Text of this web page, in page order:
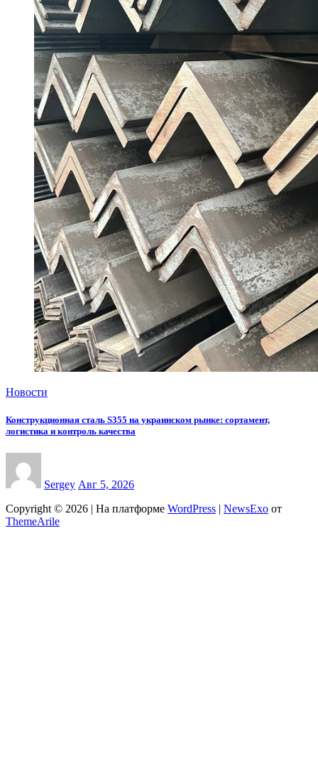
Новости
Конструкционная сталь S355 на украинском рынке: сортамент,
логистика и контроль качества
Sergey Авг 5, 2026
Copyright © 2026 | На платформе WordPress NewsExo от
ThemeArile